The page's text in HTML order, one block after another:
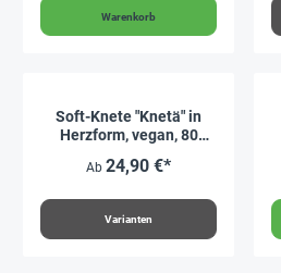
Warenkorb
Soft-Knete "Knetä" in
Herzform, vegan, 80
Ab 24,90 €*
Varianten